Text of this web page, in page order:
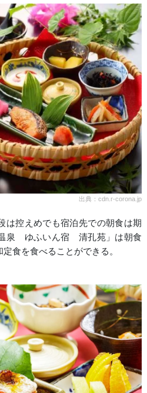
出典：cdn.r-corona.jp
は控えめでも宿泊先での朝食は期
泉 ゆふいん宿 清孔苑」は朝食
食を食べることができる。